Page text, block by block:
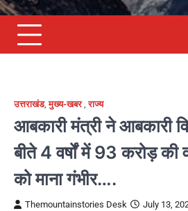
उत्तराखंड,मुख्य-खबर,राज्य
आबकारी मंत्री ने आबकारी
बीते 4 वर्षों में 93 करोड़ की
को माना गंभीर….
Themountainstories Desk July 13,